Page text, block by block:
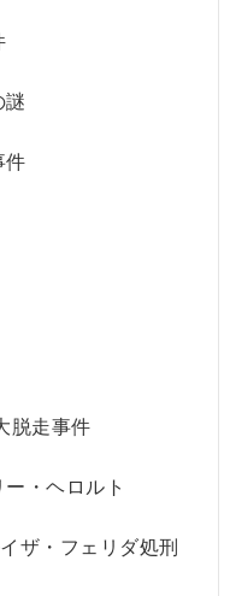
謎
件
脱走事件
・ヘロルト
ザ・フェリダ処刑